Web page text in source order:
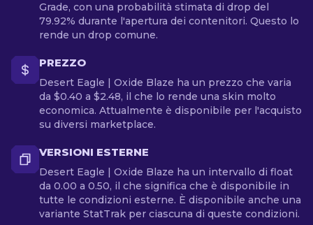
Grade, con una probabilità stimata di drop del
79.92% durante l'apertura dei contenitori. Questo lo
rende un drop comune.
PREZZO
Desert Eagle | Oxide Blaze ha un prezzo che varia
da $0.40 a $2.48, il che lo rende una skin molto
economica. Attualmente è disponibile per l'acquisto
su diversi marketplace.
VERSIONI ESTERNE
Desert Eagle | Oxide Blaze ha un intervallo di float
da 0.00 a 0.50, il che significa che è disponibile in
tutte le condizioni esterne. È disponibile anche una
variante StatTrak per ciascuna di queste condizioni.